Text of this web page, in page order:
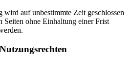
wird auf unbestimmte Zeit geschlossen
Seiten ohne Einhaltung einer Frist